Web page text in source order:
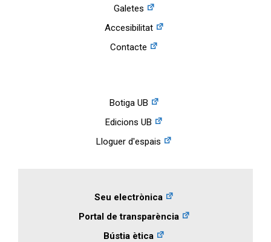
Galetes
Accesibilitat
Contacte
Botiga UB
Edicions UB
Lloguer d'espais
Seu electrònica
Portal de transparència
Bústia ètica